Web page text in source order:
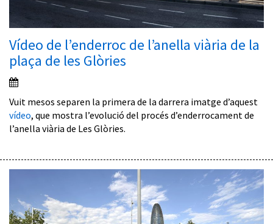
Vídeo de l’enderroc de l’anella viària de la
plaça de les Glòries
Vuit mesos separen la primera de la darrera imatge d’aquest
vídeo, que mostra l’evolució del procés d’enderrocament de
l’anella viària de Les Glòries.